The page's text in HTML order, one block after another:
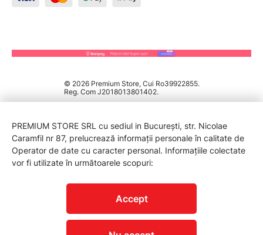
© 2026 Premium Store, Cui Ro39922855.
Reg. Com J2018013801402.
PREMIUM STORE SRL cu sediul in București, str. Nicolae
Caramfil nr 87, prelucrează informații personale în calitate de
Operator de date cu caracter personal. Informațiile colectate
vor fi utilizate în următoarele scopuri:
Accept